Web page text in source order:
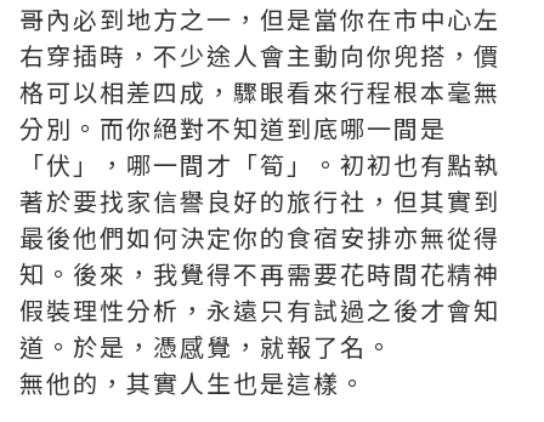
哥內必到地方之一，但是當你在市中心左
右穿插時，不少途人會主動向你兜搭，價
格可以相差四成，驟眼看來行程根本毫無
分別。而你絕對不知道到底哪一間是
「伏」，哪一間才「筍」。初初也有點執
著於要找家信譽良好的旅行社，但其實到
最後他們如何決定你的食宿安排亦無從得
知。後來，我覺得不再需要花時間花精神
假裝理性分析，永遠只有試過之後才會知
道。於是，憑感覺，就報了名。
無他的，其實人生也是這樣。